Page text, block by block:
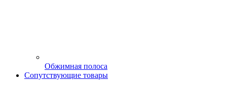
Обжимная полоса
Сопутствующие товары